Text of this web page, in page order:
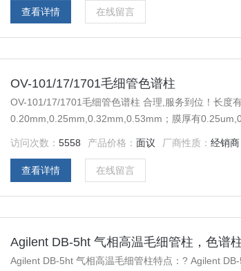
查看详情 在线留言
OV-101/17/1701毛细管色谱柱
OV-101/17/1701毛细管色谱柱 合理,服务到位！长度
0.20mm,0.25mm,0.32mm,0.53mm；膜厚有
访问次数：5558 产品价格：面议 厂商性质：经销商
查看详情 在线留言
Agilent DB-5ht 气相高温毛细管柱，色谱
Agilent DB-5ht 气相高温毛细管柱特点：? Agilent